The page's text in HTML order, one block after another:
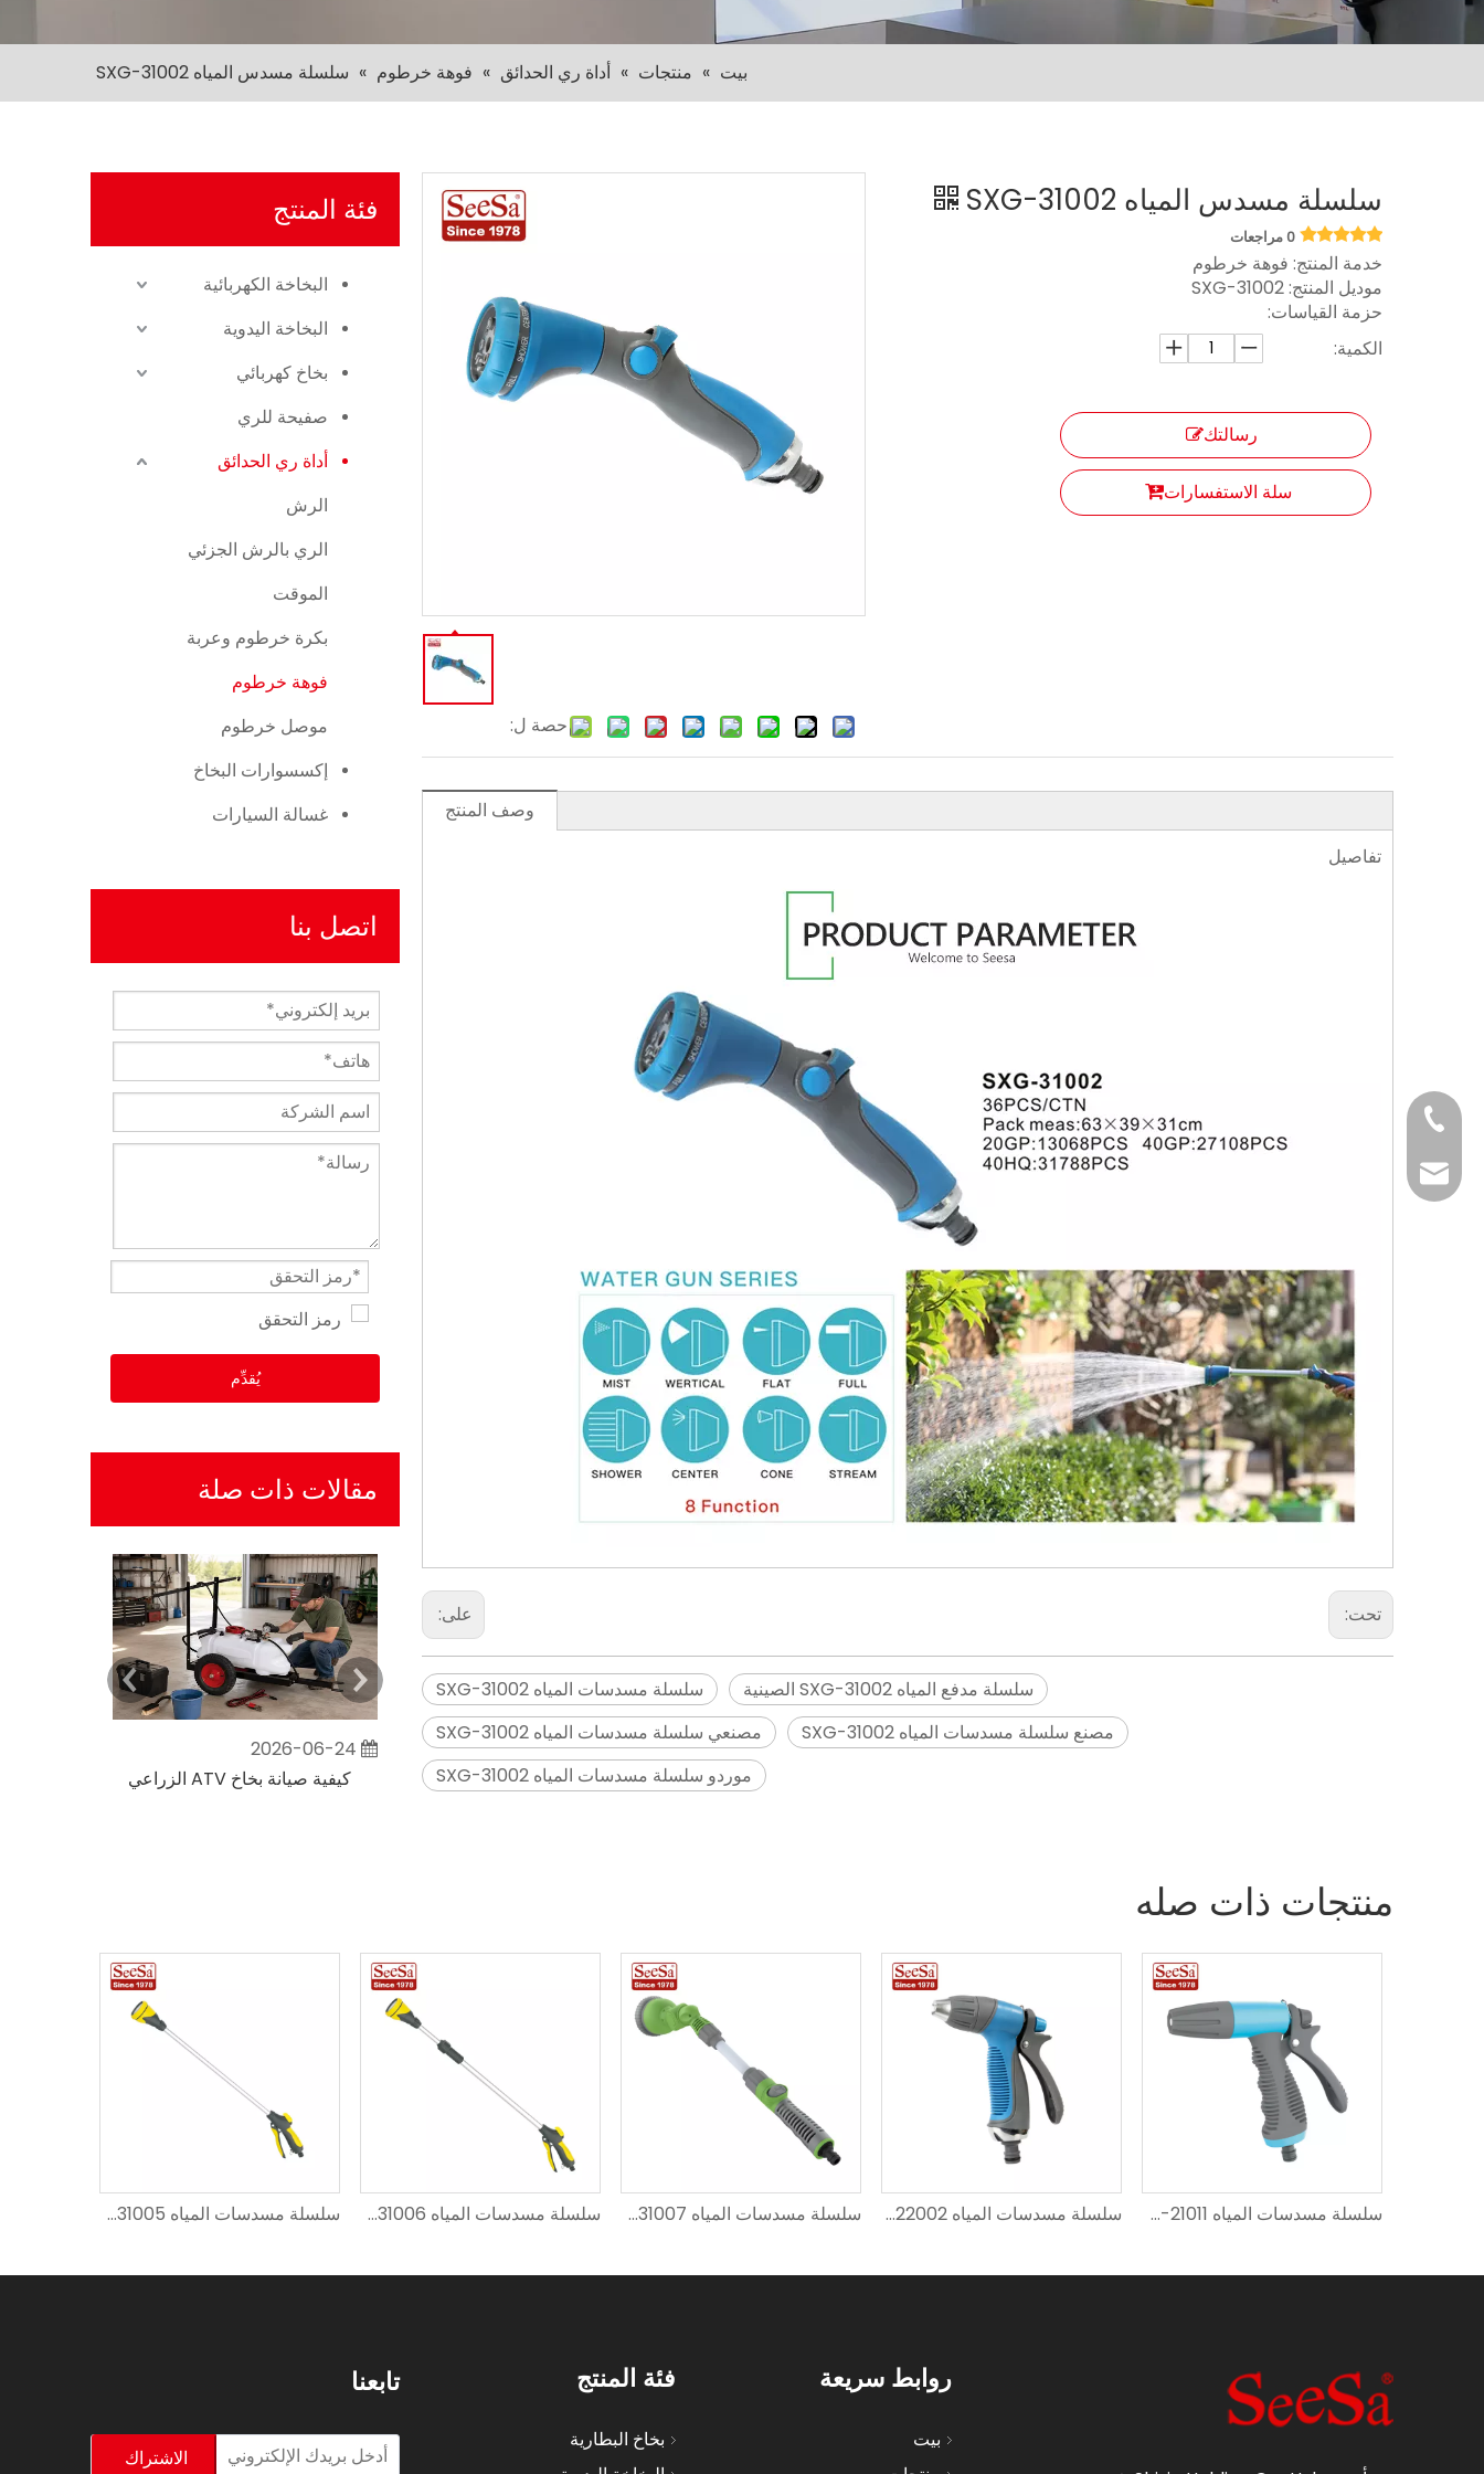
بيت » منتجات » أداة ري الحدائق » فوهة خرطوم » سلسلة مسدس المياه SXG-31002
فئة المنتج
البخاخة الكهربائية
البخاخة اليدوية
بخاخ كهربائي
صفيحة للري
أداة ري الحدائق
الرش
الري بالرش الجزئي
الموقت
بكرة خرطوم وعربة
فوهة خرطوم
موصل خرطوم
إكسسوارات البخاخ
غسالة السيارات
اتصل بنا
يُقدِّم
مقالات ذات صلة
2026-06-24
كيفية صيانة بخاخ ATV الزراعي
2026-07-03
2026-07-15
الرشاش اليدوي أم الرشاش الكهربائي الظهري: ما الذي يجب على المزارعين اختياره؟
2026-07-03
< >
حصة ل:
سلسلة مسدس المياه SXG-31002
0 مراجعات
خدمة المنتج: فوهة خرطوم
موديل المنتج:SXG-31002
حزمة القياسات:
الكمية:
رسالتك
سلة الاستفسارات
وصف المنتج
تفاصيل
على: تحت:
سلسلة مسدسات المياه SXG-31002
سلسلة مدفع المياه SXG-31002 الصينية
مصنعي سلسلة مسدسات المياه SXG-31002
مصنع سلسلة مسدسات المياه SXG-31002
موردو سلسلة مسدسات المياه SXG-31002
منتجات ذات صله
سلسلة مسدسات المياه SXG-31005 سلسلة مسدسات المياه SXG-31006 سلسلة مسدسات المياه SXG-31007 سلسلة مسدسات المياه SXG-22002 سلسلة مسدسات المياه SXG-21011
+86-
روابط سريعة
بيت
فئة المنتج
بخاخ البطارية
تابعنا
الاشتراك